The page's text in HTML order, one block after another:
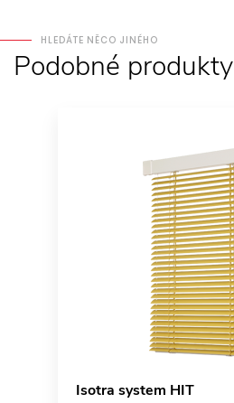
HLEDÁTE NĚCO JINÉHO
Podobné produkty
Isotra system HIT